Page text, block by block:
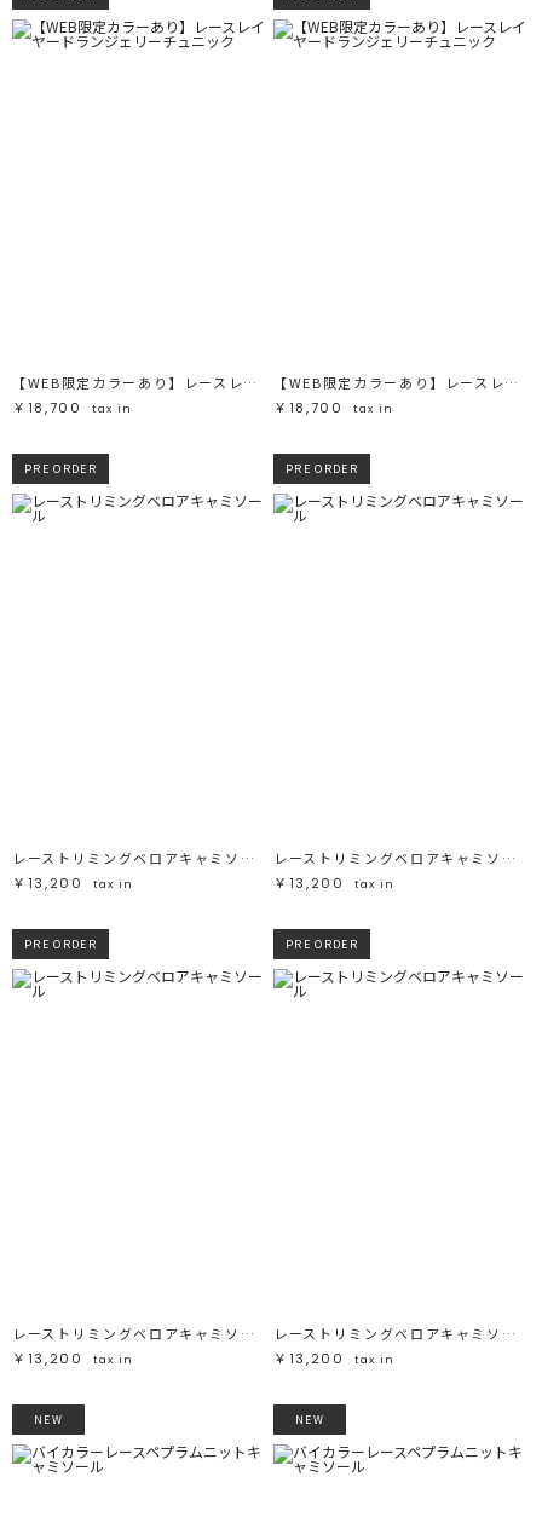
この条件で絞り込む
【WEB限定カラーあり】レースレイヤードランジェリーチュニック
￥18,700
tax in
【WEB限定カラーあり】レースレイヤードランジェリーチュニック
￥18,700
tax in
PRE ORDER
レーストリミングベロアキャミソール
￥13,200
tax in
PRE ORDER
レーストリミングベロアキャミソール
￥13,200
tax in
PRE ORDER
レーストリミングベロアキャミソール
￥13,200
tax in
PRE ORDER
レーストリミングベロアキャミソール
￥13,200
tax in
NEW NEW